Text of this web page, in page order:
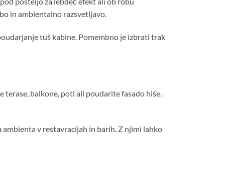
in ambientalno razsvetljavo.
tuš kabine. Pomembno je izbrati trak
balkone, poti ali poudarite fasado hiše.
v restavracijah in barih. Z njimi lahko